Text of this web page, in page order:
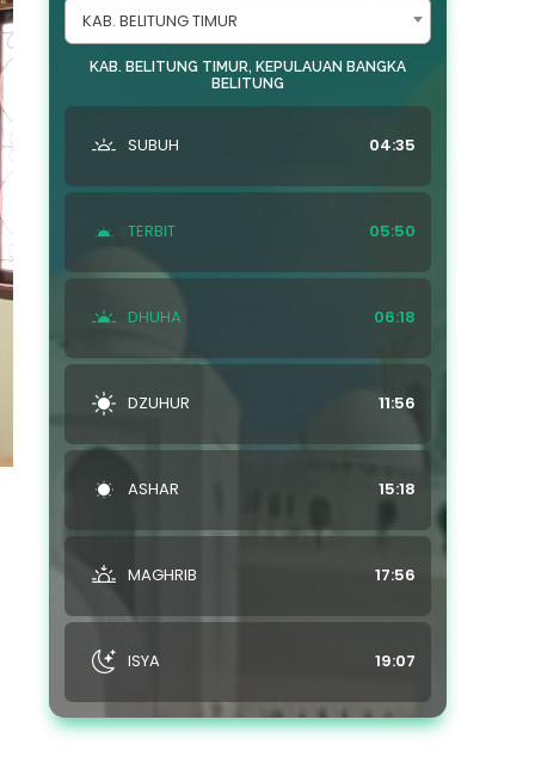
KAB. BELITUNG TIMUR
KAB. BELITUNG TIMUR, KEPULAUAN BANGKA
BELITUNG
SUBUH 04:35
TERBIT 05:50
DHUHA 06:18
DZUHUR 11:56
ASHAR 15:18
MAGHRIB 17:56
ISYA 19:07